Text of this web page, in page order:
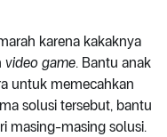
karena kakaknya
video game. Bantu anak
untuk memecahkan
solusi tersebut, bantu
masing-masing solusi.